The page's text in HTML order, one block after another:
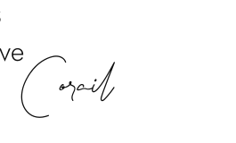
Corail